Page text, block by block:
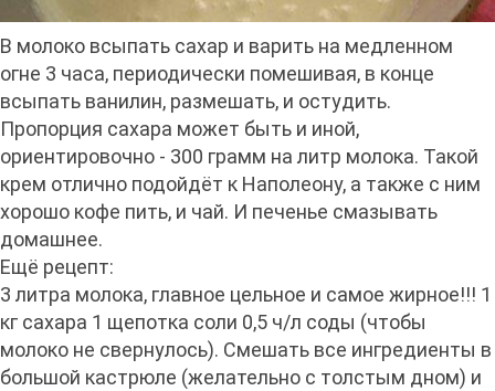
В молоко всыпать сахар и варить на медленном
огне 3 часа, периодически помешивая, в конце
всыпать ванилин, размешать, и остудить.
Пропорция сахара может быть и иной,
ориентировочно - 300 грамм на литр молока. Такой
крем отлично подойдёт к Наполеону, а также с ним
хорошо кофе пить, и чай. И печенье смазывать
домашнее.
Ещё рецепт:
3 литра молока, главное цельное и самое жирное!!! 1
кг сахара 1 щепотка соли 0,5 ч/л соды (чтобы
молоко не свернулось). Смешать все ингредиенты в
большой кастрюле (желательно с толстым дном) и